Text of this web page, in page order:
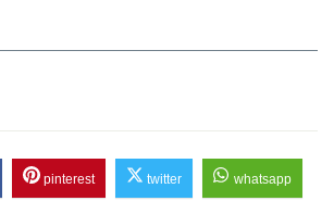
pinterest twitter whatsapp